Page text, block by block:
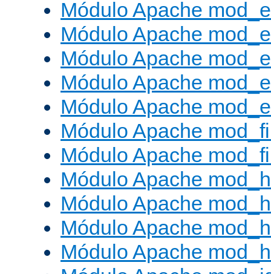
Módulo Apache
Módulo Apache
Módulo Apache
Módulo Apache
Módulo Apache
Módulo Apache
Módulo Apache
Módulo Apache
Módulo Apache
Módulo Apache
Módulo Apache